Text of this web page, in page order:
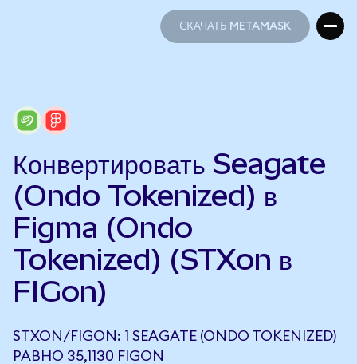
СКАЧАТЬ METAMASK
Конвертировать Seagate
(Ondo Tokenized) в
Figma (Ondo
Tokenized) (STXon в
FIGon)
STXON/FIGON: 1 SEAGATE (ONDO TOKENIZED)
РАВНО 35,1130 FIGON